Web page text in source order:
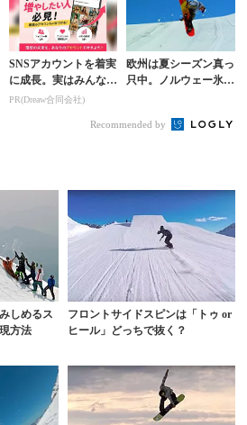
SNSアカウントを着実
に成長。実はみんなコ
コ使ってます。
PR(Dreaw合同会社)
欧州は夏シーズン真っ
只中。ノルウェー氷河
Recommended by
しめるス
方法
フロントサイドスピンは「トゥ or
ヒール」どっちで抜く？